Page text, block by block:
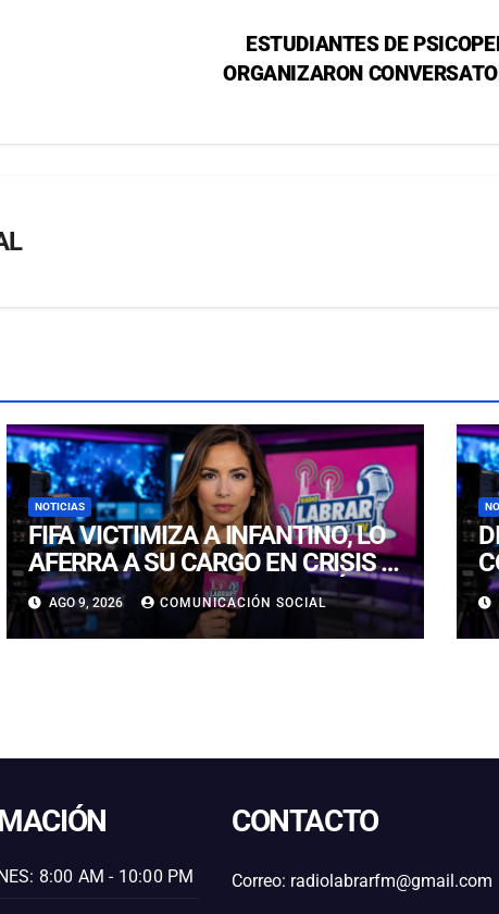
ESTUDIANTES DE
ORGANIZARON
NOTICIAS
FIFA VICTIMIZA A INFANTINO, LO
AFERRA A SU CARGO EN CRISIS Y
ACUSA COMPLOT CONTRA ÉL EN
COMUNICADO
AGO 9, 2026 COMUNICACIÓN SOCIAL
8:00 AM - 10:00 PM
CONTACTO
Correo: radiolabrarfm@gmail.com